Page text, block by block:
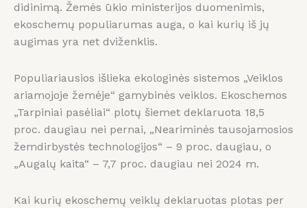
didinimą. Žemės ūkio ministerijos duomenimis,
ekoschemų populiarumas auga, o kai kurių iš jų
augimas yra net dviženklis.
Populiariausios išlieka ekologinės sistemos „Veiklos
ariamojoje žemėje“ gamybinės veiklos. Ekoschemos
„Tarpiniai pasėliai“ plotų šiemet deklaruota 18,5
proc. daugiau nei pernai, „Neariminės tausojamosios
žemdirbystės technologijos“ – 9 proc. daugiau, o
„Augalų kaita“ – 7,7 proc. daugiau nei 2024 m.
Kai kurių ekoschemų veiklų deklaruotas plotas per